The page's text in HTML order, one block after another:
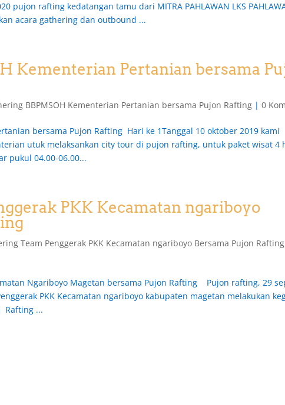
pujon rafting kedatangan tamu dari MITRA PAHLAWAN LKS
acara gathering dan outbound ...
Kementerian Pertanian bersama
BBPMSOH Kementerian Pertanian bersama Pujon Rafting |0
bersama Pujon Rafting Hari ke 1Tanggal 10 oktober 2019 kami
utuk melaksankan city tour di pujon rafting, untuk paket wisat 4
pukul 04.00-06.00...
PKK Kecamatan ngariboyo
Team Penggerak PKK Kecamatan ngariboyo Bersama Pujon Rafting
Ngariboyo Magetan bersama Pujon Rafting Pujon rafting, 29
PKK Kecamatan ngariboyo kabupaten magetan melakukan
Rafting ...